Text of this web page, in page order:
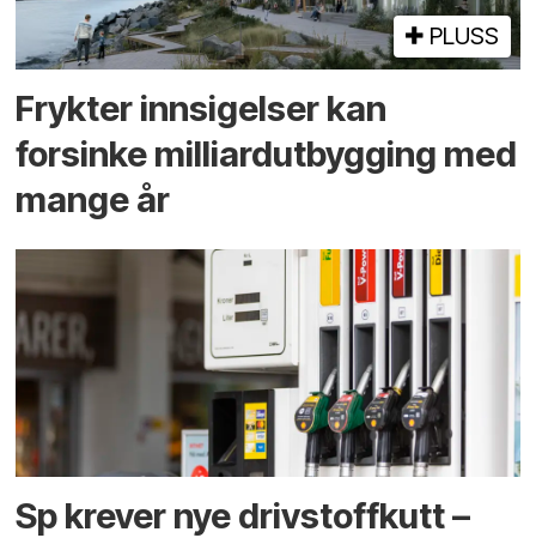
PLUSS
Frykter innsigelser kan
forsinke milliard­utbygging med
mange år
Sp krever nye drivstoffkutt –